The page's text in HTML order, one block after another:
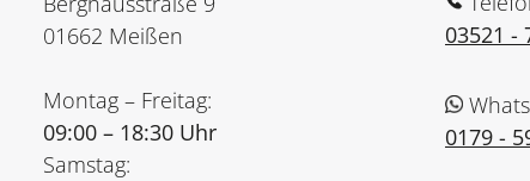
01662 Meißen
Montag – Freitag:
09:00 – 18:30 Uhr
Samstag:
03521 -
0179 -